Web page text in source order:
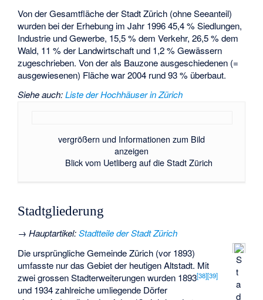
Von der Gesamtfläche der Stadt Zürich (ohne Seeanteil)
wurden bei der Erhebung im Jahr 1996 45,4 % Siedlungen,
Industrie und Gewerbe, 15,5 % dem Verkehr, 26,5 % dem
Wald, 11 % der Landwirtschaft und 1,2 % Gewässern
zugeschrieben. Von der als Bauzone ausgeschiedenen (=
ausgewiesenen) Fläche war 2004 rund 93 % überbaut.
Siehe auch:Liste der Hochhäuser in Zürich
vergrößern und Informationen zum Bild
anzeigen
Blick vom Uetliberg auf die Stadt Zürich
Stadtgliederung
→Hauptartikel:Stadtteile der Stadt Zürich
S
t
a
d
Die ursprüngliche Gemeinde Zürich (vor 1893)
umfasste nur das Gebiet der heutigen Altstadt. Mit
zwei grossen Stadterweiterungen wurden 1893[38][39]
und 1934 zahlreiche umliegende Dörfer